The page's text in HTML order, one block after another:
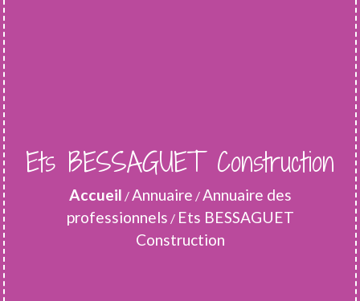
Ets BESSAGUET Construction
Accueil /Annuaire /Annuaire des
professionnels / Ets BESSAGUET
Construction